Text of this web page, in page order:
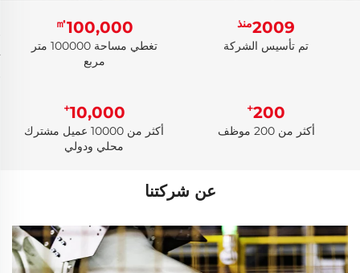
2009منذ
تم تأسيس الشركة
100,000
㎡
تغطي مساحة 100000 متر
مربع
200
+
أكثر من 200 موظف
10,000
+
أكثر من 10000 عميل مشترك
محلي ودولي
عن شركتنا